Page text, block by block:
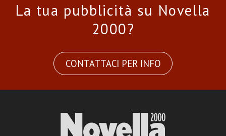
La tua pubblicità su Novella
2000?
CONTATTACI PER INFO